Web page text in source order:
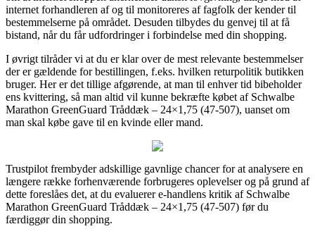
internet forhandleren af og til monitoreres af fagfolk der kender til
bestemmelserne på området. Desuden tilbydes du genvej til at få
bistand, når du får udfordringer i forbindelse med din shopping.
I øvrigt tilråder vi at du er klar over de mest relevante bestemmelser
der er gældende for bestillingen, f.eks. hvilken returpolitik butikken
bruger. Her er det tillige afgørende, at man til enhver tid bibeholder
ens kvittering, så man altid vil kunne bekræfte købet af Schwalbe
Marathon GreenGuard Tråddæk – 24×1,75 (47-507), uanset om
man skal købe gave til en kvinde eller mand.
Trustpilot frembyder adskillige gavnlige chancer for at analysere en
længere række forhenværende forbrugeres oplevelser og på grund af
dette foreslåes det, at du evaluerer e-handlens kritik af Schwalbe
Marathon GreenGuard Tråddæk – 24×1,75 (47-507) før du
færdiggør din shopping.